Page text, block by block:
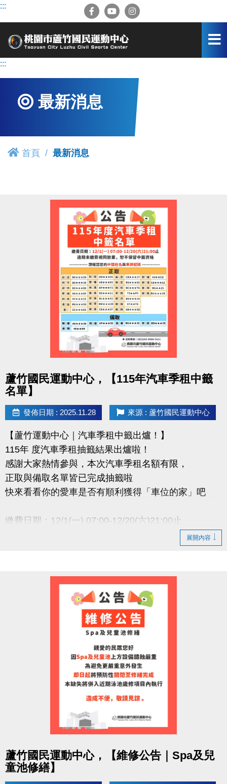
跳
容
:::
:::
最新消息
首頁 最新消息
蘆竹國民運動中心，【115年汽車季租中籤
名單】
發佈日期 : 2025.11.28 來源 : 蘆竹國民運動中心
【蘆竹運動中心｜汽車季租中籤出爐！】
115年 度汽車季租抽籤結果出爐啦！
感謝大家熱情參與，本次汽車季租名額有限，
正取與備取名單皆已完成抽籤啦
快來看看你的愛車是否有順利獲得「車位的家」吧
繳費日期：12/1(一) 07:00-12/20(六)21:00止
● 正取者請務必於期限內完成繳費，以維持承租資格
● 若正取者未於期限內完成繳費，將依序通知 備取名
● 承租權限限本人使用，不得轉讓
洽詢專線 : (03)263-9066 分機111
FB : @桃園市蘆竹國民運動中心
IG : @luzhusports
感謝大家支持蘆竹國民運動中心
讓我們一起讓愛車安心停、放心停！
展開內容
蘆竹國民運動中心，【維修公告｜Spa及兒
童池修繕】